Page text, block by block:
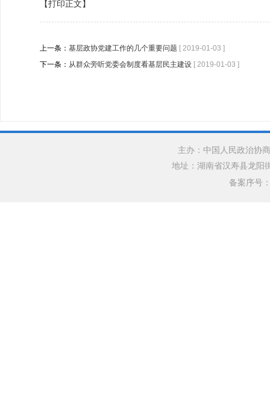
【打印正文】
上一条： 基层政协党建工作的几个重要问题 [ 2019-01-03 ]
下一条： 从群众旁听党委会制度看基层民主建设 [ 2019-01-03 ]
主办：中国人民政治协
地址：湖南省汉寿县龙
备案序号